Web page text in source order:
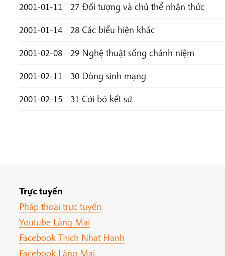
2001-01-11
27 Đối tượng và chủ thể nhận thức
2001-01-14
28 Các biểu hiện khác
2001-02-08
29 Nghệ thuật sống chánh niệm
2001-02-11
30 Dòng sinh mạng
2001-02-15
31 Cởi bỏ kết sử
Trực tuyến
Pháp thoại trực tuyến
Youtube Làng Mai
Facebook Thich Nhat Hanh
Facebook Làng Mai